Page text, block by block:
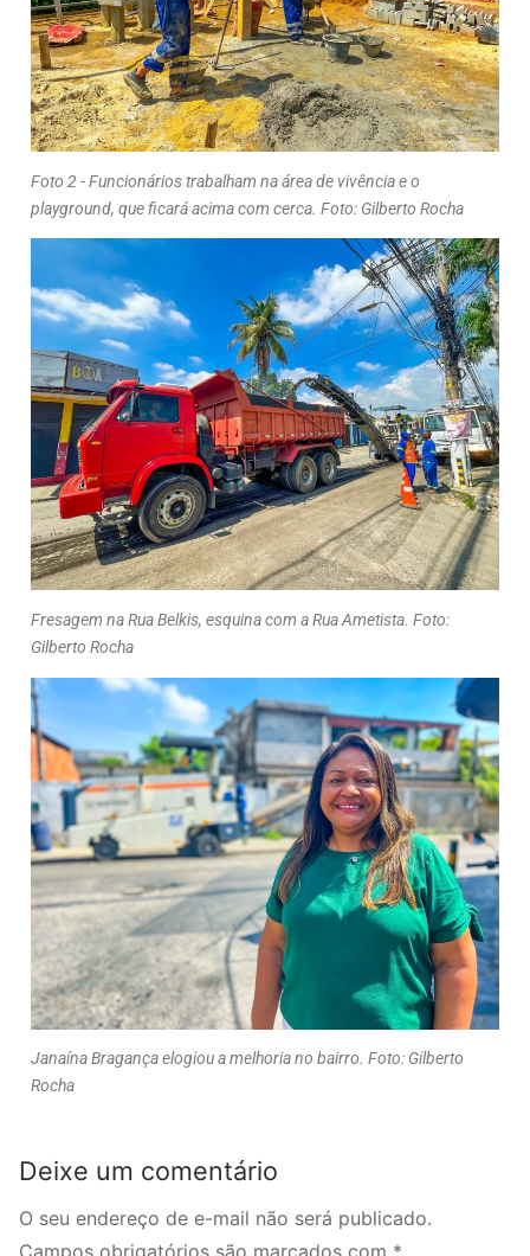
Foto 2 - Funcionários trabalham na área de vivência e o
playground, que ficará acima com cerca. Foto: Gilberto Rocha
Fresagem na Rua Belkis, esquina com a Rua Ametista. Foto:
Gilberto Rocha
Janaína Bragança elogiou a melhoria no bairro. Foto: Gilberto
Rocha
Deixe um comentário
O seu endereço de e-mail não será publicado.